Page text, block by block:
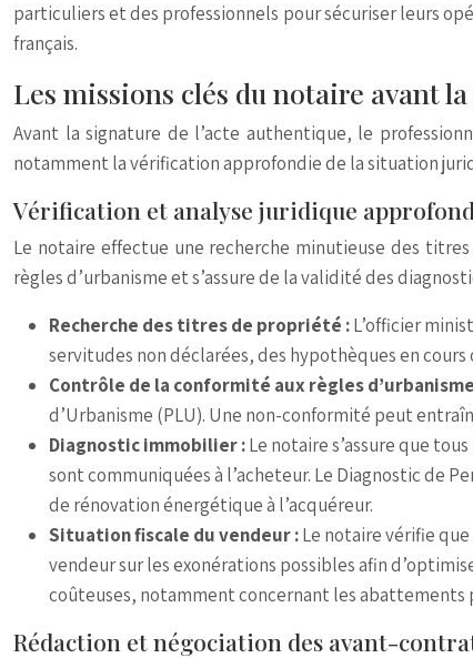
particuliers et des professionnels pour sécuriser leurs
français.
Les missions clés du notaire avant
Avant la signature de l’acte authentique, le
notamment la vérification approfondie de la situation
Vérification et analyse juridique
Le notaire effectue une recherche minutieuse des
règles d’urbanisme et s’assure de la validité des
Recherche des titres de propriété :L’officier
servitudes non déclarées, des hypothèques en cours
Contrôle de la conformité aux règles
d’Urbanisme (PLU). Une non-conformité peut
Diagnostic immobilier :Le notaire s’assure que
sont communiquées à l’acheteur. Le Diagnostic de
de rénovation énergétique à l’acquéreur.
Situation fiscale du vendeur :Le notaire vérifie
vendeur sur les exonérations possibles afin
coûteuses, notamment concernant les abattements
Rédaction et négociation des avant-